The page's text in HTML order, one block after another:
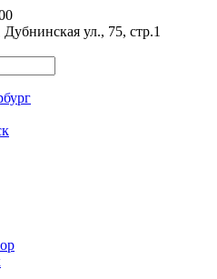
ул., 75, стр.1